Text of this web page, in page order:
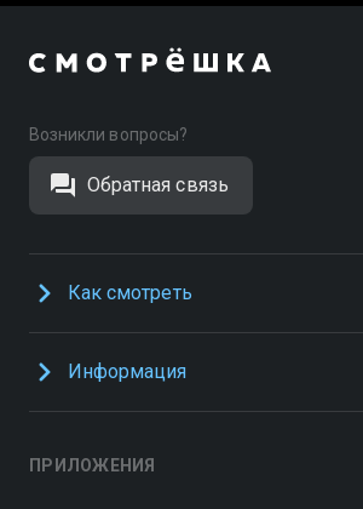
Возникли вопросы?
Обратная связь
Как смотреть
Информация
ПРИЛОЖЕНИЯ